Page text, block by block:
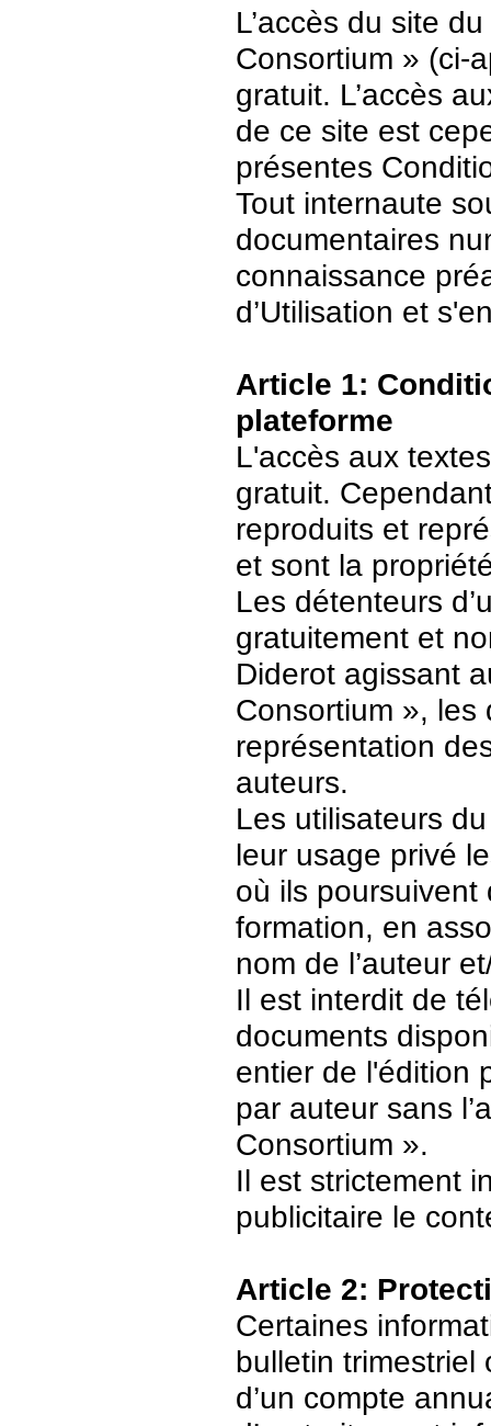
L’accès du site
Consortium » (ci-
gratuit. L’accès
de ce site est
présentes
Tout internaute
documentaires
connaissance
d’Utilisation et
Article 1:
plateforme
L'accès aux
gratuit.
reproduits et
et sont la
Les détenteurs
gratuitement et
Diderot agissant
Consortium », les
représentation
auteurs.
Les utilisateurs
leur usage privé
où ils
formation, en
nom de l’auteur
Il est interdit de
documents
entier de l'édition
par auteur sans
Consortium ».
Il est strictement
publicitaire le
Article 2:
Certaines
bulletin trimestriel
d’un compte